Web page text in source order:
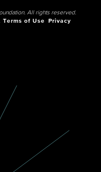
All rights reserved.
Terms of Use
Privacy